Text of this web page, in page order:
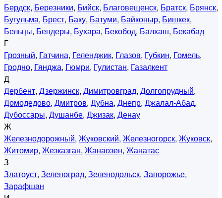
Бердск, Березники, Бийск, Благовещенск, Братск, Брянск,
Бугульма, Брест, Баку, Батуми, Байконыр, Бишкек,
Бельцы, Бендеры, Бухара, Бекобод, Балхаш, Бекабад
Г
Грозный, Гатчина, Геленджик, Глазов, Губкин, Гомель,
Гродно, Гянджа, Гюмри, Гулистан, Газалкент
Д
Дербент, Дзержинск, Димитровград, Долгопрудный,
Домодедово, Дмитров, Дубна, Днепр, Джалал-Абад,
Дубоссары, Душанбе, Джизак, Денау
Ж
Железнодорожный, Жуковский, Железногорск, Жуковск,
Житомир, Жезказган, Жанаозен, Жанатас
З
Златоуст, Зеленоград, Зеленодольск, Запорожье,
Зарафшан